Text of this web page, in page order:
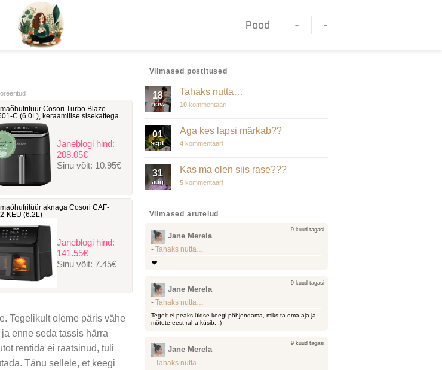
Pood - -
Cosori Turbo Blaze
C ‎(6.0L), keraamilise sisekattega
Janeblogi hind:
208.05€
Sinu võit: 10.95€
aknaga Cosori ‎CAF-
KEU (6.2L)
Janeblogi hind:
141.55€
Sinu võit:7.45€
Tegelikult oleme päris vähe
enne seda tassis härra
rentida ei raatsinud, tuli
Tänu sellele, et keegi
Viimased postitused
18
nov.
Tahaks nutta…
10kommentaari
01
sept
Aga kes lapsi märkab??
4kommentaari
31
aug
Kas ma olen siis rase???
5kommentaari
Viimased arutelud
Jane Merela
9 kuud tagasi
- Tahaks nutta…
❤️
Jane Merela
9 kuud tagasi
- Tahaks nutta…
Tegelt ei peaks üldse keegi põhjendama, miks ta oma aja ja
mõtete eest raha küsib. :)
Jane Merela
9 kuud tagasi
- Tahaks nutta…